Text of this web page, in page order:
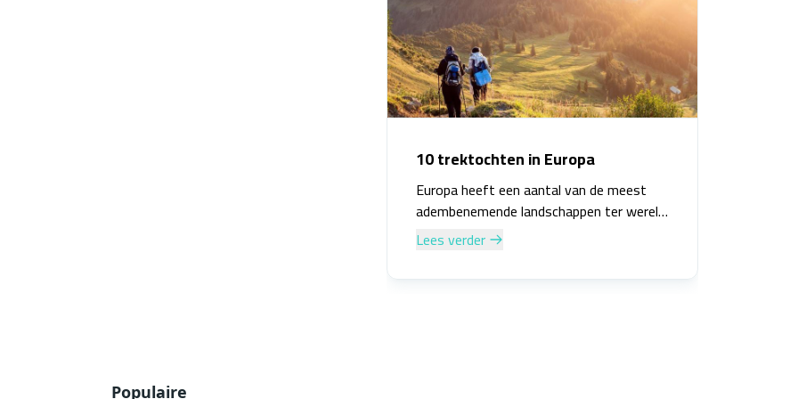
10 trektochten in Europa
Europa heeft een aantal van de meest
adembenemende landschappen ter wereld
en wat is een betere manier om deze te
ervaren dan met een trektocht? Hier zijn
10 van de beste trektochten in Europa:
Lees verder
Populaire